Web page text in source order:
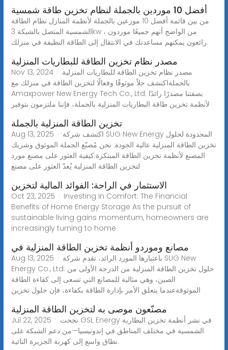
أفضل 10 موردين بالجملة لنظام تخزين طاقة شمسية
من بين قائمة أفضل 10 موزعين بالجملة لأنظمة المنازل نظام الطاقة
الشمسية المتصل بالشبكة 3kw ، من الواضح أنهم جميعًا موردون
رائعون يمكنهم مساعدتك في الانتقال إلى الطاقة النظيفة في منزلك.
مصدر نظام تخزين الطاقة للبطاريات المنزلية
Nov 13, 2024 · مصدر نظام تخزين الطاقة للبطاريات المنزلية
بالجملةاكتشف حلاً موثوقًا وفعالًا لتخزين الطاقة في منزلك مع
Amaxpower New Energy Tech Co., Ltd. بصفتنا مصدرًا رائدًا
لأنظمة تخزين طاقة البطاريات المنزلية بالجملة، فإننا ملتزمون بتوفير
تخزين الطاقة المنزلية بالجملة
Aug 13, 2025 · اكتشف شركة SUG New Energy المحدودة لحلول
تخزين الطاقة المنزلية عالية الجودة. نحن مُصنّع الجملة الموثوق وشريك
المصنع لأنظمة تخزين الطاقة المبتكرة.كيفية العثور على مصنع مورد
لتخزين الطاقة المنزلية يُعدّ العثور على مصنع
الاستثمار في الراحة: الفوائد المالية لتخزين
Oct 23, 2025 · Investing in Comfort: The Financial
Benefits of Home Energy Storage As the pursuit of
sustainable living gains momentum, homeowners are
increasingly turning to home
مصانع وموردو أنظمة تخزين الطاقة المنزلية في
Aug 13, 2025 · باعتبارها المورد الرائد، تقدم شركة SUG New
Energy Co., Ltd. حلول تخزين الطاقة المنزلية من الدرجة الأولى من
الصين، وهي مثالية للمصانع التي تسعى إلى كفاءة الطاقة
الموثوقةعندما يتعلق الأمر بإدارة الطاقة بكفاءة، فإن حلول تخزين
مصنّعون موصى به لتخزين الطاقة المنزلية
Jul 22, 2025 · نجحت GSL Energy في نشر أنظمة تخزين البطارية
الشمسية في مختلف المناطق في إندونيسيا—من دعم الشبكة على
نطاق واسع إلى كهربة الجزيرة النائية.